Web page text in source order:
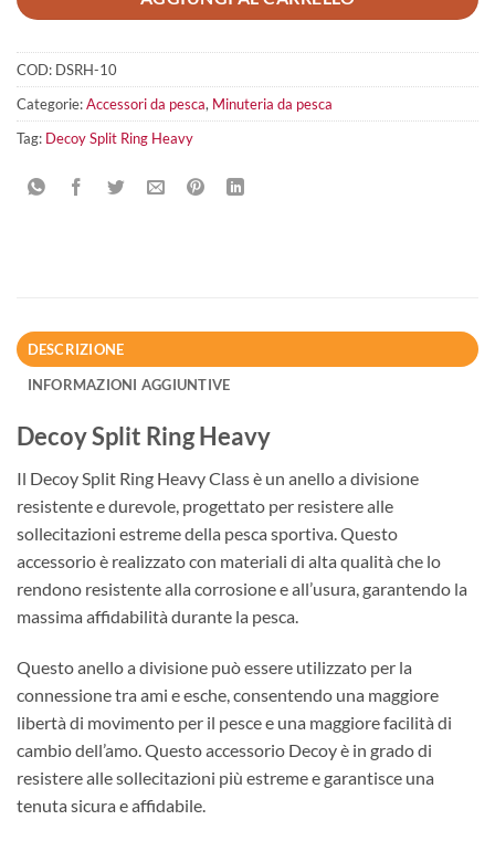
COD: DSRH-10
Categorie:Accessori da pesca, Minuteria da pesca
Tag: Decoy Split Ring Heavy
DESCRIZIONE
INFORMAZIONI AGGIUNTIVE
Decoy Split Ring Heavy
Il Decoy Split Ring Heavy Class è un anello a divisione
resistente e durevole, progettato per resistere alle
sollecitazioni estreme della pesca sportiva. Questo
accessorio è realizzato con materiali di alta qualità che lo
rendono resistente alla corrosione e all’usura, garantendo la
massima affidabilità durante la pesca.
Questo anello a divisione può essere utilizzato per la
connessione tra ami e esche, consentendo una maggiore
libertà di movimento per il pesce e una maggiore facilità di
cambio dell’amo. Questo accessorio Decoy è in grado di
resistere alle sollecitazioni più estreme e garantisce una
tenuta sicura e affidabile.